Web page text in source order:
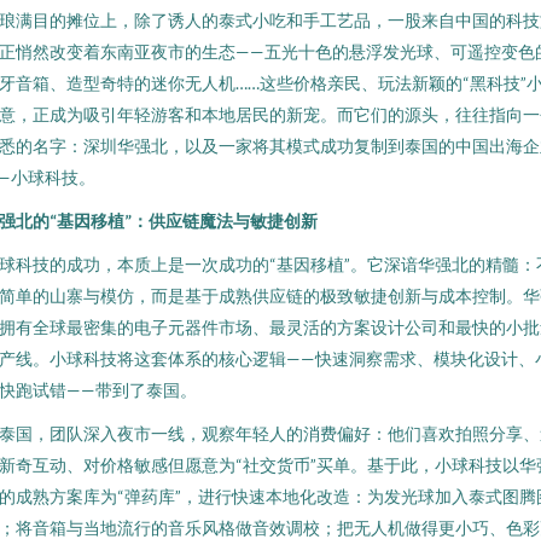
满目的摊位上，除了诱人的泰式小吃和手工艺品，一股来自中国的科
悄然改变着东南亚夜市的生态——五光十色的悬浮发光球、可遥控变色
音箱、造型奇特的迷你无人机……这些价格亲民、玩法新颖的“黑科技”
，正成为吸引年轻游客和本地居民的新宠。而它们的源头，往往指向
的名字：深圳华强北，以及一家将其模式成功复制到泰国的中国出海
球科技。
北的“基因移植”：供应链魔法与敏捷创新
科技的成功，本质上是一次成功的“基因移植”。它深谙华强北的精髓：
单的山寨与模仿，而是基于成熟供应链的极致敏捷创新与成本控制。
有全球最密集的电子元器件市场、最灵活的方案设计公司和最快的小
线。小球科技将这套体系的核心逻辑——快速洞察需求、模块化设计、
跑试错——带到了泰国。
国，团队深入夜市一线，观察年轻人的消费偏好：他们喜欢拍照分享
奇互动、对价格敏感但愿意为“社交货币”买单。基于此，小球科技以华
成熟方案库为“弹药库”，进行快速本地化改造：为发光球加入泰式图腾
将音箱与当地流行的音乐风格做音效调校；把无人机做得更小巧、色